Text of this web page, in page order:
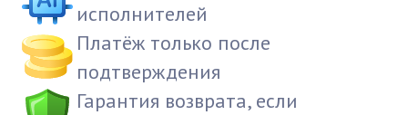
исполнителей
Платёж только после
подтверждения
Гарантия возврата, если